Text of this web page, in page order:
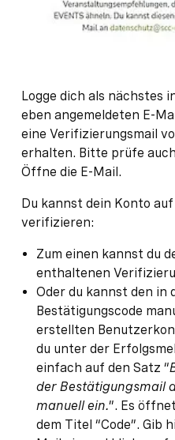
Logge dich als nächstes
eben angemeldeten E-
eine Verifizierungsmail
erhalten. Bitte prüfe
Öffne die E-Mail.
Du kannst dein Konto
verifizieren:
Zum einen kannst du
enthaltenen
Oder du kannst den in
Bestätigungscode
erstellten
du unter der
einfach auf den Satz “
der Bestätigungsmail
manuell ein.”. Es
dem Titel “Code”. Gib